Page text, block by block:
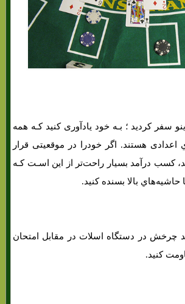
سفر کردید ؛ بـه خود یادآوری کنید کـه همه
هستند. اگر خودرا در موقعیتی قرار
کسب درآمد بسیار راحت‌تر از این اسـت کـه
حاشیه‌هاي‌ بالا بسنده کنید.
چرخش در دستگاه اسلات در مقابل امتحان
کنید.